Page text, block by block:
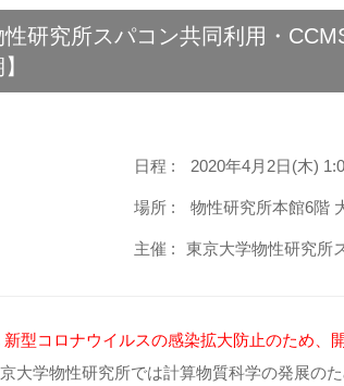
性研究所スパコン共同利用・
日程 : 2020年4月2日(木)
場所 : 物性研究所本館6階
主催 : 東京大学物性研究所
新型コロナウイルスの感染拡大防止のため、
大学物性研究所では計算物質科学の発展の